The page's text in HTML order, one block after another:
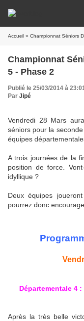
Accueil » Championnat Séniors
Championnat
5 - Phase 2
Publié le 25/03/2014 à
Par Jipé
Vendredi 28 Mars
séniors pour la
équipes
A trois journées de la
position de force.
idyllique ?
Deux équipes
pourrez donc
Départementale 4 :
Après la très belle